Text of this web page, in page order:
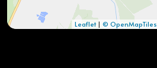
Leaflet| © OpenMapTiles